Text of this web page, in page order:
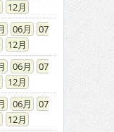
12
06
07
12
06
07
12
06
07
12